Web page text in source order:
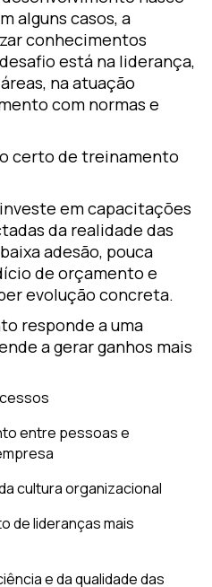
alguns casos, a
conhecimentos
está na liderança,
na atuação
com normas e
certo de treinamento
em capacitações
da realidade das
adesão, pouca
de orçamento e
evolução concreta.
responde a uma
a gerar ganhos mais
entre pessoas e
cultura organizacional
de lideranças mais
e da qualidade das